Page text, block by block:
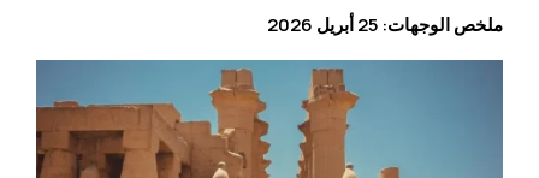
ملخص الوجهات: 25 أبريل 2026